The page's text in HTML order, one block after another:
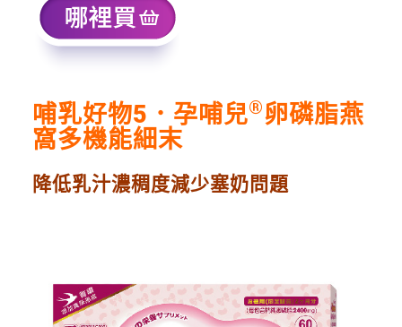
哺乳好物5． 孕哺兒®卵磷脂燕
窩多機能細末
降低乳汁濃稠度減少塞奶問題